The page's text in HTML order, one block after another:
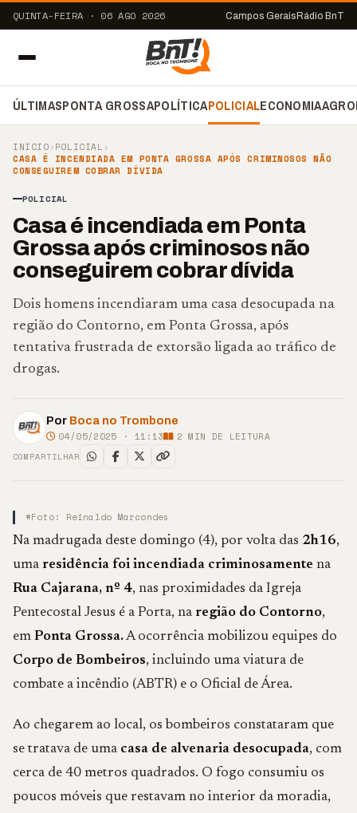
QUINTA-FEIRA · 06 AGO 2026 Campos Gerais Rádio BnT
ÚLTIMASPONTA GROSSAPOLÍTICAPOLICIALECONOMIA
INÍCIO›POLICIAL ›
CASA É INCENDIADA EM PONTA GROSSA APÓS CRIMINOSOS NÃO
CONSEGUIREM COBRAR DÍVIDA
POLICIAL
Casa é incendiada em Ponta
Grossa após criminosos não
conseguirem cobrar dívida
Dois homens incendiaram uma casa desocupada na
região do Contorno, em Ponta Grossa, após
tentativa frustrada de extorsão ligada ao tráfico de
drogas.
Por Boca no Trombone
04/05/2025 · 11:13 2 MIN DE LEITURA
COMPARTILHAR
#Foto: Reinaldo Marcondes
Na madrugada deste domingo (4), por volta das 2h16,
uma residência foi incendiada criminosamente na
Rua Cajarana, nº 4, nas proximidades da Igreja
Pentecostal Jesus é a Porta, na região do Contorno,
em Ponta Grossa.A ocorrência mobilizou equipes do
Corpo de Bombeiros, incluindo uma viatura de
combate a incêndio (ABTR) e o Oficial de Área.
Ao chegarem ao local, os bombeiros constataram que
se tratava de uma casa de alvenaria desocupada, com
cerca de 40 metros quadrados. O fogo consumiu os
poucos móveis que restavam no interior da moradia,